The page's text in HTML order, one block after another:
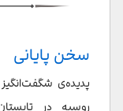
سخن پایانی
پدیده‌ی
روسیه در